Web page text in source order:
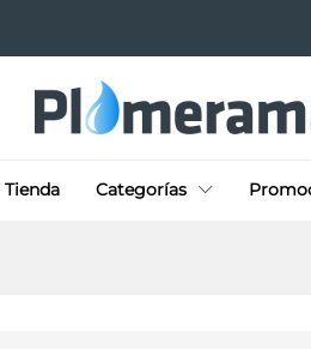
Tienda Categorías